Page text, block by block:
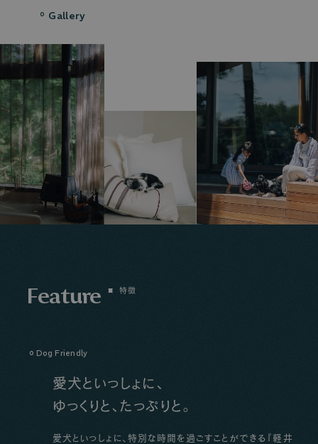
Gallery
Feature 特徴
Dog Friendly
愛犬といっしょに、
ゆっくりと、たっぷりと。
愛犬といっしょに、特別な時間を過ごすことができる『軽井